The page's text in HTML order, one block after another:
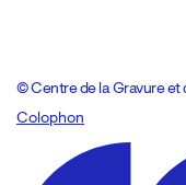
© Centre de la Gravure et
Colophon
Design:Marcel Kaczmarek